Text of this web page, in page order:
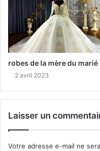
robes de la mère du marié
2 avril 2023
Laisser un
Votre adresse e-mail ne